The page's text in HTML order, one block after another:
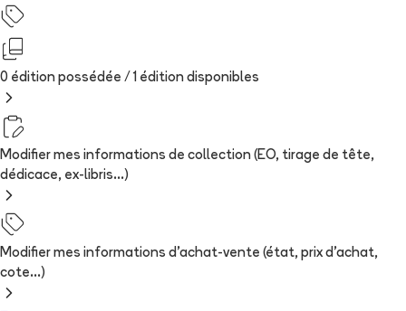
0 édition possédée / 1 édition disponibles
Modifier mes informations de collection (EO, tirage de tête,
dédicace, ex-libris...)
Modifier mes informations d'achat-vente (état, prix d'achat,
cote...)